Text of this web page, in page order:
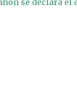
se declara